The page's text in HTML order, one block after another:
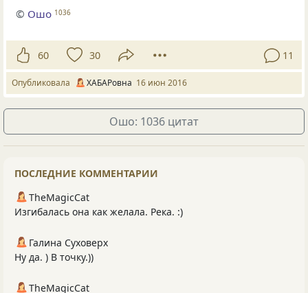
© Ошо 1036
60 30 11
Опубликовала ХАБАРовна 16 июн 2016
Ошо: 1036 цитат
ПОСЛЕДНИЕ КОММЕНТАРИИ
TheMagicCat
Изгибалась она как желала. Река. :)
Галина Суховерх
Ну да. ) В точку.))
TheMagicCat